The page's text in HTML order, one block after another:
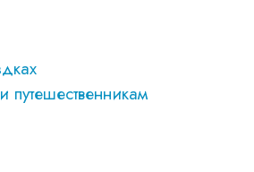
путешественникам